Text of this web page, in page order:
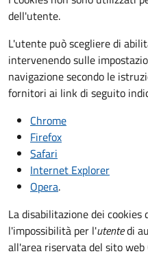
dell'utente.
L'utente può scegliere di
intervenendo sulle
navigazione secondo le
fornitori ai link di seguito
Chrome
Firefox
Safari
Internet Explorer
Opera.
La disabilitazione dei cookies
l'impossibilità per l'utentedi
all'area riservata del sito web